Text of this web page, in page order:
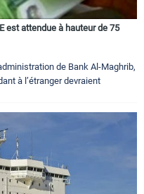
est attendue à hauteur de 75
de Bank Al-Maghrib,
à l’étranger devraient